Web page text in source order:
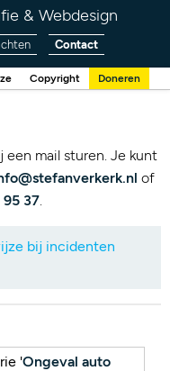
& Webdesign
Contact
Copyright Doneren
een mail sturen. Je kunt
of
37.
bij incidenten
'Ongeval auto